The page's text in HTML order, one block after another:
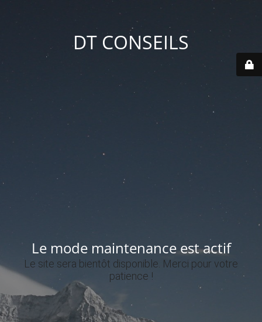
DT CONSEILS
Le mode maintenance est actif
Le site sera bientôt disponible. Merci pour votre
patience !